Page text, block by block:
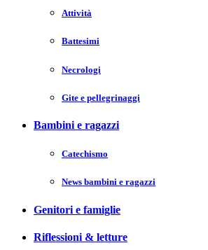
Attività
Battesimi
Necrologi
Gite e pellegrinaggi
Bambini e ragazzi
Catechismo
News bambini e ragazzi
Genitori e famiglie
Riflessioni & letture